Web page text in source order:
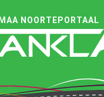
NOORTEPORTAAL